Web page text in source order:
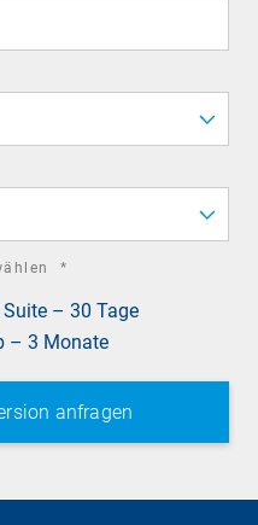
*
– 30 Tage
– 3 Monate